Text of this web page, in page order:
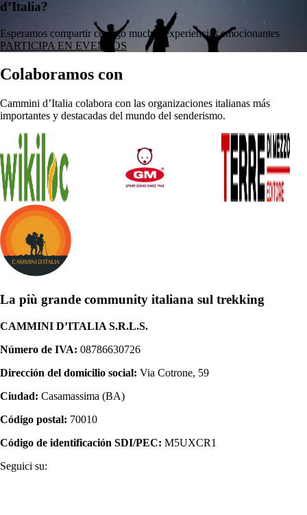
d’Italia?
Esperamos compartir contigo muchas experiencias emocionantes
PARTICIPA EN EVENTOS
Colaboramos con
Cammini d’Italia colabora con las organizaciones italianas más
importantes y destacadas del mundo del senderismo.
La più grande community italiana sul trekking
CAMMINI D’ITALIA S.R.L.S.
Número de IVA: 08786630726
Dirección del domicilio social: Via Cotrone, 59
Ciudad: Casamassima (BA)
Código postal: 70010
Código de identificación SDI/PEC: M5UXCR1
Seguici su: